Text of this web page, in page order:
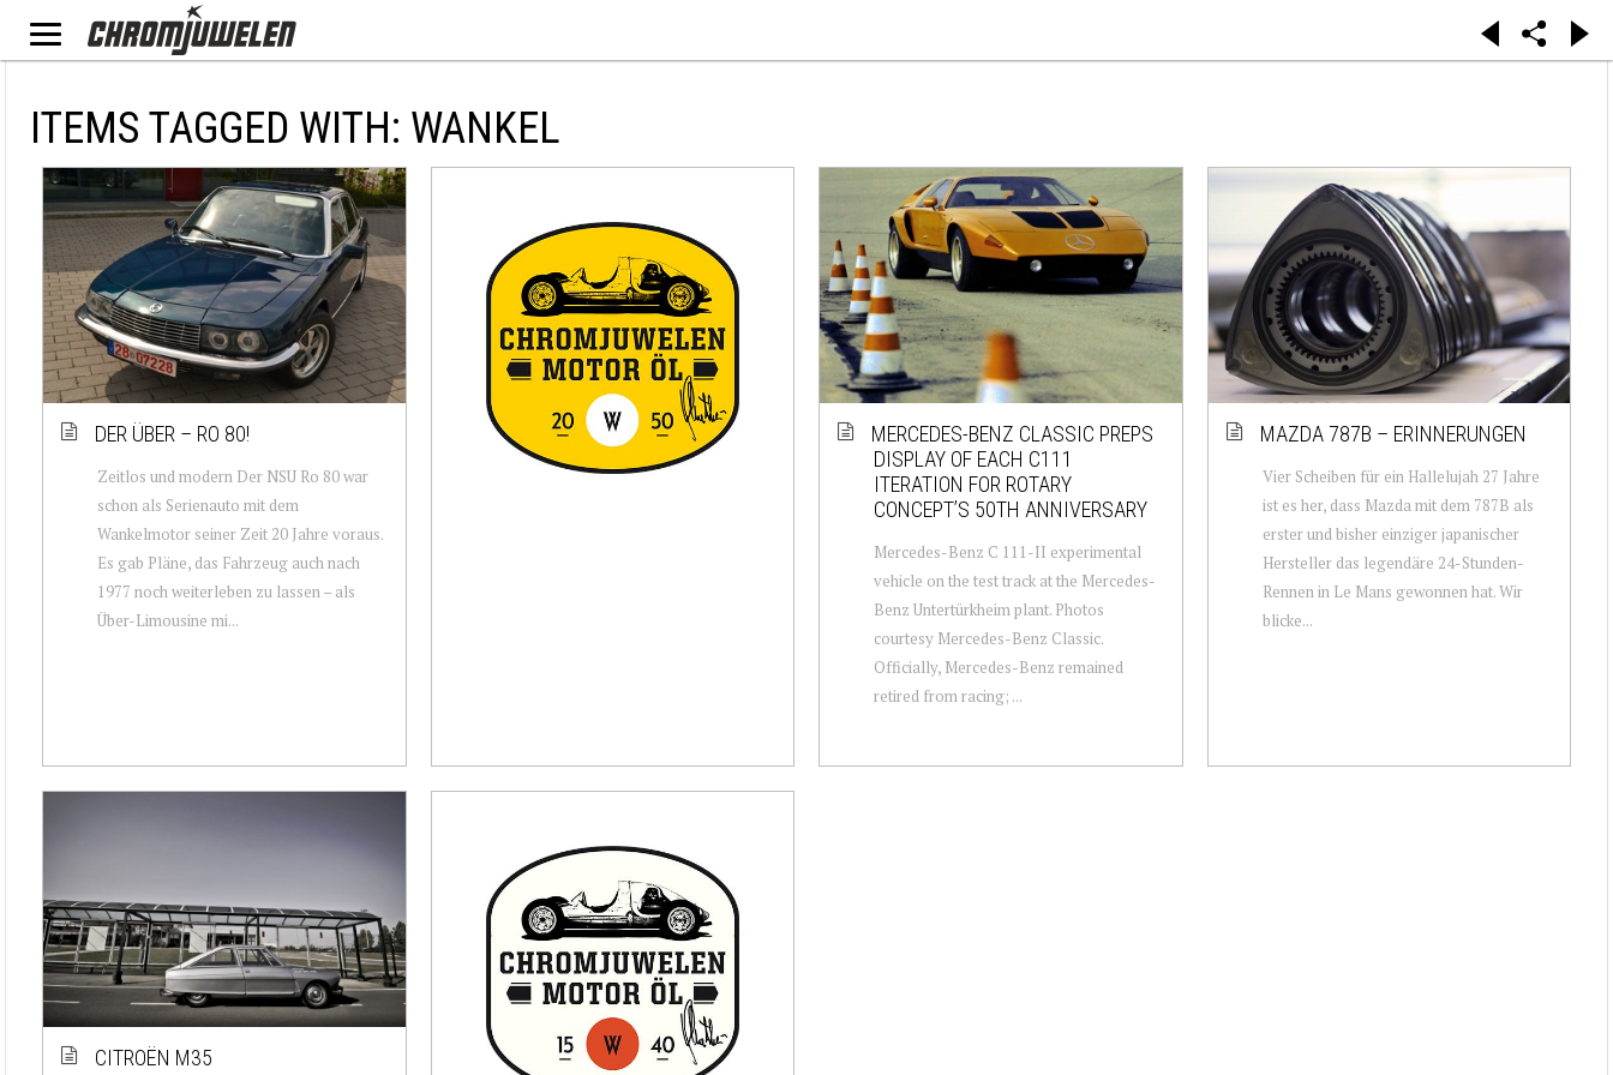
ITEMS TAGGED WITH: WANKEL
DER ÜBER – RO 80!
Zeitlos und modern Der NSU Ro 80 war
schon als Serienauto mit dem
Wankelmotor seiner Zeit 20 Jahre voraus.
Es gab Pläne, das Fahrzeug auch nach
1977 noch weiterleben zu lassen – als
Über-Limousine mi...
MERCEDES-BENZ CLASSIC PREPS
DISPLAY OF EACH C111
ITERATION FOR ROTARY
CONCEPT’S 50TH ANNIVERSARY
Mercedes-Benz C 111-II experimental
vehicle on the test track at the Mercedes-
Benz Untertürkheim plant. Photos
courtesy Mercedes-Benz Classic.
Officially, Mercedes-Benz remained
retired from racing; ...
MAZDA 787B – ERINNERUNGEN
Vier Scheiben für ein Hallelujah 27 Jahre
ist es her, dass Mazda mit dem 787B als
erster und bisher einziger japanischer
Hersteller das legendäre 24-Stunden-
Rennen in Le Mans gewonnen hat. Wir
blicke...
CITROËN M35